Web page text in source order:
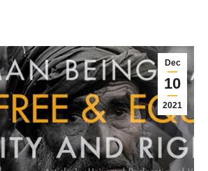
Dec
10
2021